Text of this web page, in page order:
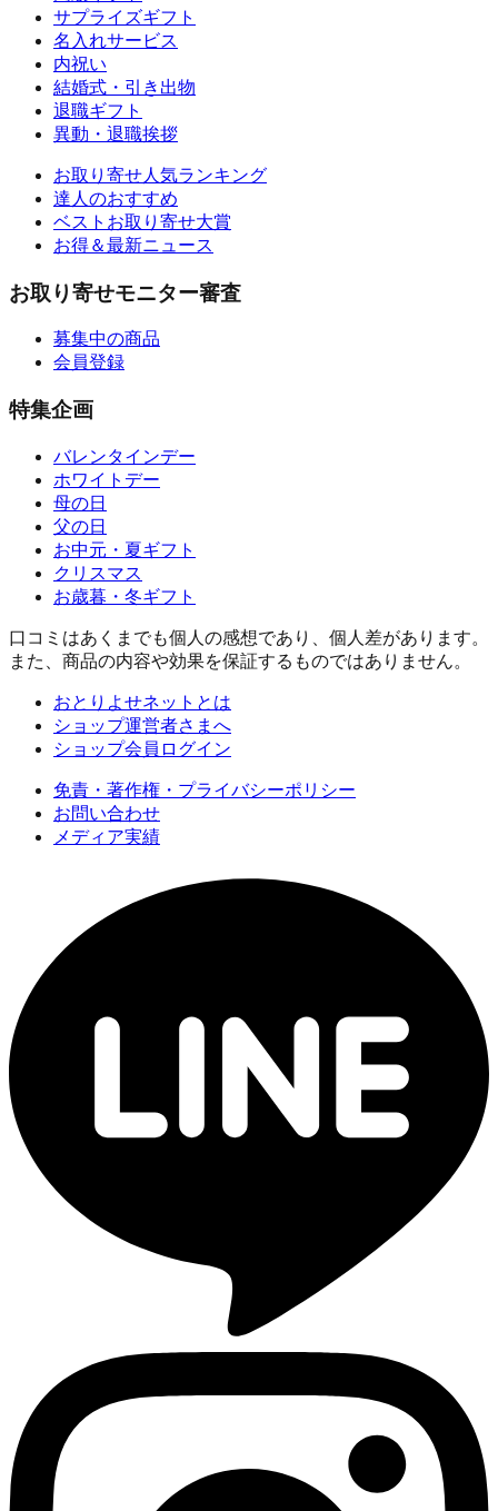
サプライズギフト
名入れサービス
内祝い
結婚式・引き出物
退職ギフト
異動・退職挨拶
お取り寄せ人気ランキング
達人のおすすめ
ベストお取り寄せ大賞
お得＆最新ニュース
お取り寄せモニター審査
募集中の商品
会員登録
特集企画
バレンタインデー
ホワイトデー
母の日
父の日
お中元・夏ギフト
クリスマス
お歳暮・冬ギフト
口コミはあくまでも個人の感想であり、個人差があります。
また、商品の内容や効果を保証するものではありません。
おとりよせネットとは
ショップ運営者さまへ
ショップ会員ログイン
免責・著作権・プライバシーポリシー
お問い合わせ
メディア実績